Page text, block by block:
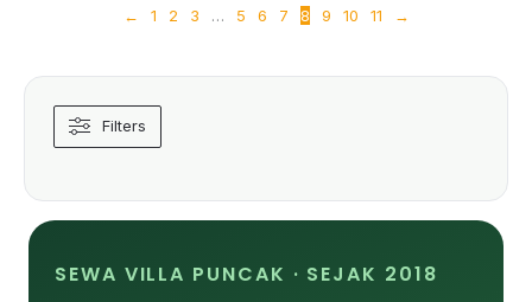
← 1 2 3 … 5 6 7 8 9 10 11 →
Filters
SEWA VILLA PUNCAK · SEJAK 2018